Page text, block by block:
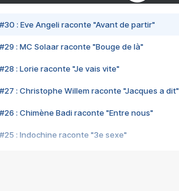
#30 : Eve Angeli raconte "Avant de partir"
#29 : MC Solaar raconte "Bouge de là"
#28 : Lorie raconte "Je vais vite"
#27 : Christophe Willem raconte "Jacques a dit"
#26 : Chimène Badi raconte "Entre nous"
#25 : Indochine raconte "3e sexe"